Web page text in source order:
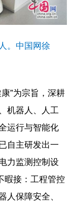
。中国网徐
”为宗旨，深耕
机器人、人工
运行与智能化
自主研发出一
力监测控制设
暇接：工程管控
人保障安全、